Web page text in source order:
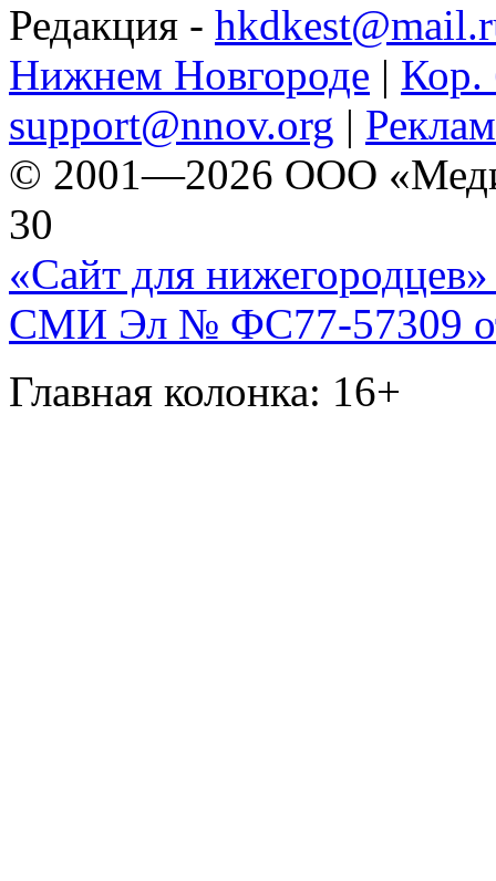
Редакция -
Нижнем Новгороде | Кор.
support@nnov.org |
© 2001—2026 ООО
30
«Сайт для нижегородцев»
СМИ Эл № ФС77-57309
Главная колонка: 16+